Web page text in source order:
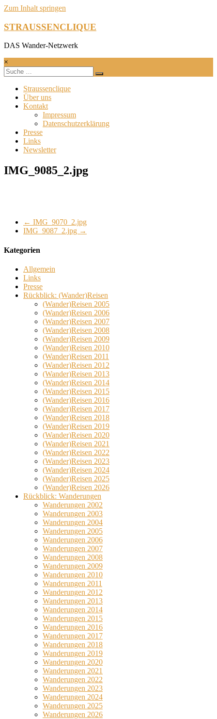
Zum Inhalt springen
STRAUSSENCLIQUE
DAS Wander-Netzwerk
×
Straussenclique
Über uns
Kontakt
Impressum
Datenschutzerklärung
Presse
Links
Newsletter
IMG_9085_2.jpg
← IMG_9070_2.jpg
IMG_9087_2.jpg →
Kategorien
Allgemein
Links
Presse
Rückblick: (Wander)Reisen
(Wander)Reisen 2005
(Wander)Reisen 2006
(Wander)Reisen 2007
(Wander)Reisen 2008
(Wander)Reisen 2009
(Wander)Reisen 2010
(Wander)Reisen 2011
(Wander)Reisen 2012
(Wander)Reisen 2013
(Wander)Reisen 2014
(Wander)Reisen 2015
(Wander)Reisen 2016
(Wander)Reisen 2017
(Wander)Reisen 2018
(Wander)Reisen 2019
(Wander)Reisen 2020
(Wander)Reisen 2021
(Wander)Reisen 2022
(Wander)Reisen 2023
(Wander)Reisen 2024
(Wander)Reisen 2025
(Wander)Reisen 2026
Rückblick: Wanderungen
Wanderungen 2002
Wanderungen 2003
Wanderungen 2004
Wanderungen 2005
Wanderungen 2006
Wanderungen 2007
Wanderungen 2008
Wanderungen 2009
Wanderungen 2010
Wanderungen 2011
Wanderungen 2012
Wanderungen 2013
Wanderungen 2014
Wanderungen 2015
Wanderungen 2016
Wanderungen 2017
Wanderungen 2018
Wanderungen 2019
Wanderungen 2020
Wanderungen 2021
Wanderungen 2022
Wanderungen 2023
Wanderungen 2024
Wanderungen 2025
Wanderungen 2026